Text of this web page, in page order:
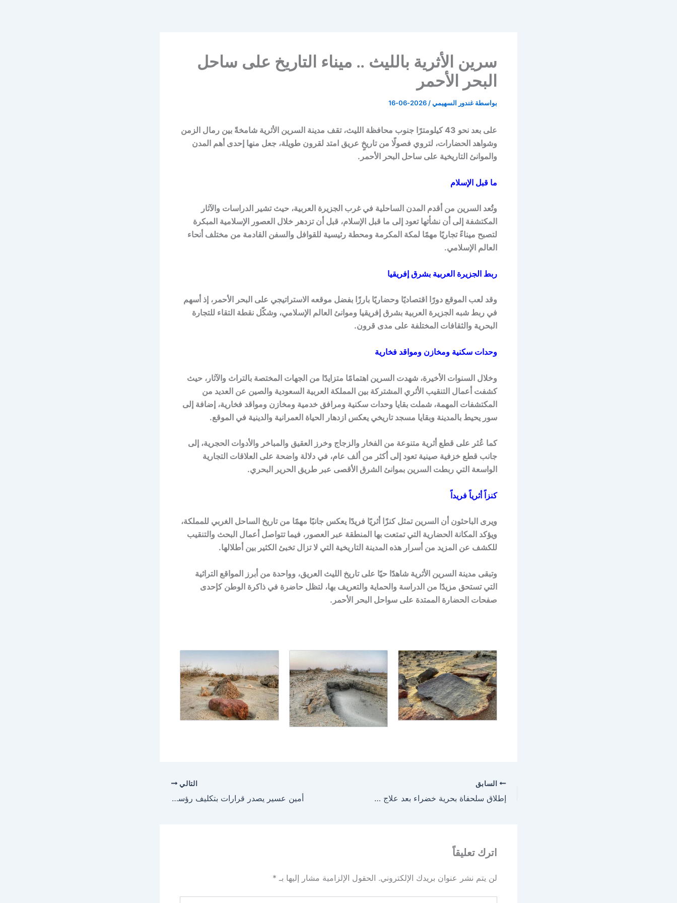
سرين الأثرية بالليث .. ميناء التاريخ على ساحل
البحر الأحمر
بواسطة غندور السهيمي/
2026-06-16
على بعد نحو 43 كيلومترًا جنوب محافظة الليث، تقف مدينة السرين الأثرية شامخةً بين رمال الزمن
وشواهد الحضارات، لتروي فصولًا من تاريخٍ عريق امتد لقرون طويلة، جعل منها إحدى أهم المدن
والموانئ التاريخية على ساحل البحر الأحمر.
ما قبل الإسلام
وتُعد السرين من أقدم المدن الساحلية في غرب الجزيرة العربية، حيث تشير الدراسات والآثار
المكتشفة إلى أن نشأتها تعود إلى ما قبل الإسلام، قبل أن تزدهر خلال العصور الإسلامية المبكرة
لتصبح ميناءً تجاريًا مهمًا لمكة المكرمة ومحطة رئيسية للقوافل والسفن القادمة من مختلف أنحاء
العالم الإسلامي.
ربط الجزيرة العربية بشرق إفريقيا
وقد لعب الموقع دورًا اقتصاديًا وحضاريًا بارزًا بفضل موقعه الاستراتيجي على البحر الأحمر، إذ أسهم
في ربط شبه الجزيرة العربية بشرق إفريقيا وموانئ العالم الإسلامي، وشكّل نقطة التقاء للتجارة
البحرية والثقافات المختلفة على مدى قرون.
وحدات سكنية ومخازن ومواقد فخارية
وخلال السنوات الأخيرة، شهدت السرين اهتمامًا متزايدًا من الجهات المختصة بالتراث والآثار، حيث
كشفت أعمال التنقيب الأثري المشتركة بين المملكة العربية السعودية والصين عن العديد من
المكتشفات المهمة، شملت بقايا وحدات سكنية ومرافق خدمية ومخازن ومواقد فخارية، إضافة إلى
سور يحيط بالمدينة وبقايا مسجد تاريخي يعكس ازدهار الحياة العمرانية والدينية في الموقع.
كما عُثر على قطع أثرية متنوعة من الفخار والزجاج وخرز العقيق والمباخر والأدوات الحجرية، إلى
جانب قطع خزفية صينية تعود إلى أكثر من ألف عام، في دلالة واضحة على العلاقات التجارية
الواسعة التي ربطت السرين بموانئ الشرق الأقصى عبر طريق الحرير البحري.
كنزاً أثرياً فريداً
ويرى الباحثون أن السرين تمثل كنزًا أثريًا فريدًا يعكس جانبًا مهمًا من تاريخ الساحل الغربي للمملكة،
ويؤكد المكانة الحضارية التي تمتعت بها المنطقة عبر العصور، فيما تتواصل أعمال البحث والتنقيب
للكشف عن المزيد من أسرار هذه المدينة التاريخية التي لا تزال تخبئ الكثير بين أطلالها.
وتبقى مدينة السرين الأثرية شاهدًا حيًا على تاريخ الليث العريق، وواحدة من أبرز المواقع التراثية
التي تستحق مزيدًا من الدراسة والحماية والتعريف بها، لتظل حاضرة في ذاكرة الوطن كإحدى
صفحات الحضارة الممتدة على سواحل البحر الأحمر.
السابق
إطلاق سلحفاة بحرية خضراء بعد علاج وتأهيل بمحمية الجبيل
التالي
أمين عسير يصدر قرارات بتكليف رؤساء جدد لعدداً من البلديات
اترك تعليقاً
لن يتم نشر عنوان بريدك الإلكتروني. الحقول الإلزامية مشار إليها بـ *